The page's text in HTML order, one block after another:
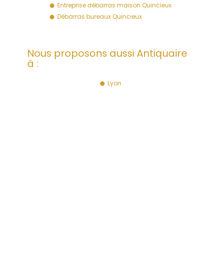
Entreprise débarras maison Quincieux
Débarras bureaux Quincieux
Nous proposons aussi Antiquaire
à :
Lyon